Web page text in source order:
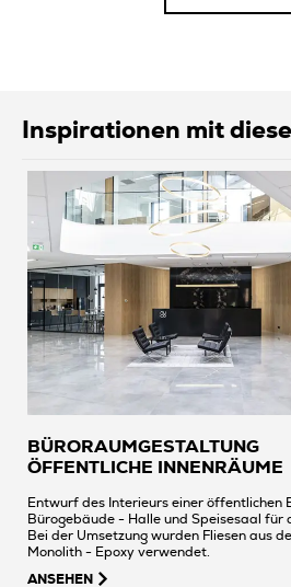
Inspirationen mit
BÜRORAUMGESTALTUNG
ÖFFENTLICHE INNENRÄUME
Entwurf des Interieurs einer öffentlichen
Bürogebäude - Halle und Speisesaal für
Bei der Umsetzung wurden Fliesen aus
Monolith - Epoxy verwendet.
ANSEHEN